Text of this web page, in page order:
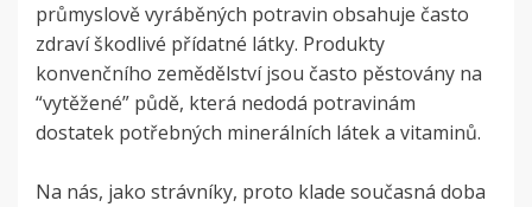
průmyslově vyráběných potravin obsahuje často
zdraví škodlivé přídatné látky. Produkty
konvenčního zemědělství jsou často pěstovány na
“vytěžené” půdě, která nedodá potravinám
dostatek potřebných minerálních látek a vitaminů.
Na nás, jako strávníky, proto klade současná doba